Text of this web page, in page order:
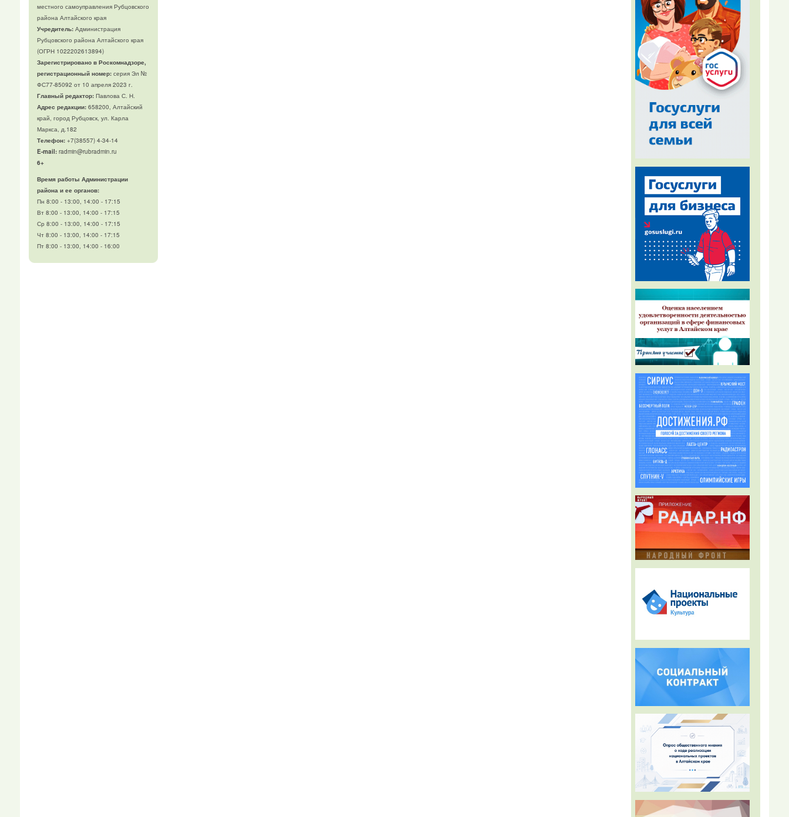
местного самоуправления Рубцовского
района Алтайского края
Учредитель:Администрация
Рубцовского района Алтайского края
(ОГРН 1022202613894)
Зарегистрировано в Роскомнадзоре,
регистрационный номер:серия Эл №
ФС77-85092 от 10 апреля 2023 г.
Главный редактор:Павлова С. Н.
Адрес редакции:658200, Алтайский
край, город Рубцовск, ул. Карла
Маркса, д.182
Телефон:+7(38557) 4-34-14
E-mail:radmin@rubradmin.ru
6+
Время работы Администрации
района и ее органов:
Пн 8:00 - 13:00, 14:00 - 17:15
Вт 8:00 - 13:00, 14:00 - 17:15
Ср 8:00 - 13:00, 14:00 - 17:15
Чт 8:00 - 13:00, 14:00 - 17:15
Пт 8:00 - 13:00, 14:00 - 16:00